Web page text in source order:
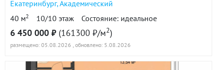
Екатеринбург,Академический
40 м2 10/10 этаж Состояние: идеальное
6 450 000 ₽ (161300 ₽/м2)
размещено: 05.08.2026 , обновлено: 5.08.2026